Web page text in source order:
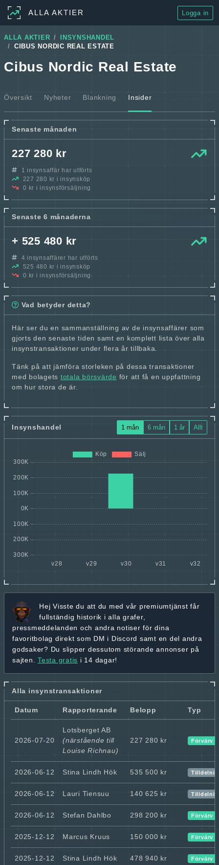
ALLA AKTIER Logga in
ALLA AKTIER
INSYNSHANDEL
CIBUS NORDIC REAL ESTATE
Cibus Nordic Real Estate
Översikt Nyheter Blankning Insider
Senaste månaden
227 280 kr
1 insynsaffär har utförts
227 280 kr i insynsköp
0 kr i insynsförsäljning
Senaste 6 månaderna
+ 525 480 kr
4 insynsaffärer har utförts
525 480 kr i insynsköp
0 kr i insynsförsäljning
Vad betyder detta?
Här ser du en sammanställning av de insynsaffärer som
gjorts den senaste tiden samt en komplett lista över alla
insynstransaktioner under flera år tillbaka.
Tänk på att jämföra storleken på dessa transaktioner
med bolagets totala börsvärde för att få en uppfattning
om hur stora de är.
Insynshandel 1 mån 6 mån 1 år Allt
Hej Visste du att du med vår premiumtjänst får
fullständig historik i alla grafer,
pressmeddelanden och andra notiser för dina
favoritbolag direkt som DM i Discord samt en del andra
godsaker? Du slipper dessutom störande annonser på
sajten. Testa gratis i 14 dagar!
Alla insynstransaktioner
Datum Rapporterande Belopp Typ
2026-07-20
Lotsberget AB
(närstående till
Louise Richnau)
227 280 kr Förvärv
2026-06-12 Stina Lindh Hök 535 500 kr
2026-06-12 Lauri Tiensuu 140 625 kr
2026-06-12 Stefan Dahlbo 298 200 kr Förvärv
2025-12-12 Marcus Kruus 150 000 kr Förvärv
2025-12-12 Stina Lindh Hök 478 940 kr Förvärv